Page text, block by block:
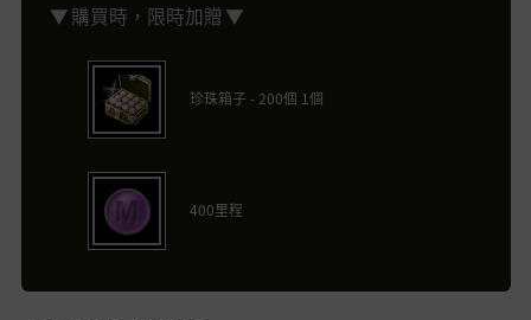
▼ 購買時，限時加贈 ▼
珍珠箱子 - 200個 1個
400里程